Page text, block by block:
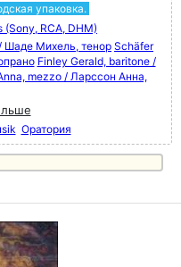
упаковка.
RCA, DHM)
Шаде Михель, тенор Schäfer
Finley Gerald, baritone /
mezzo / Ларссон Анна,
Оратория